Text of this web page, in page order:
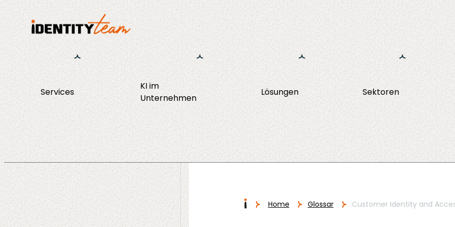
Services
Training
KI im
Unternehmen
KI Strategie &
Lösungen
Migration
Sektoren
Home Glossar Customer Identity and